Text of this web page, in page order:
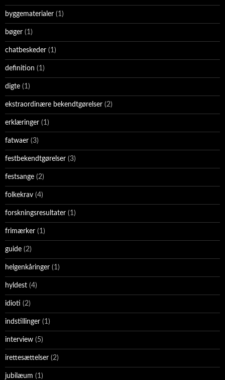
byggematerialer (1)
bøger (1)
chatbeskeder (1)
definition (1)
digte (1)
ekstraordinære bekendtgørelser (2)
erklæringer (1)
fatwaer (3)
festbekendtgørelser (3)
festsange (2)
folkekrav (4)
forskningsresultater (1)
frimærker (1)
guide (2)
helgenkåringer (1)
hyldest (4)
idioti (2)
indstillinger (1)
interview (5)
irettesættelser (2)
jubilæum (1)